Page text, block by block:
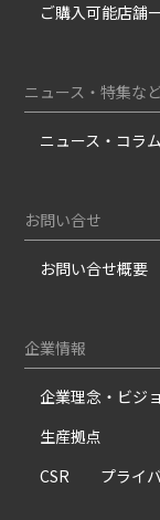
ご購入可能店舗
ニュース・特集な
ニュース・コラ
お問い合せ
お問い合せ概要
企業情報
企業理念・ビジ
生産拠点
CSR
プライ